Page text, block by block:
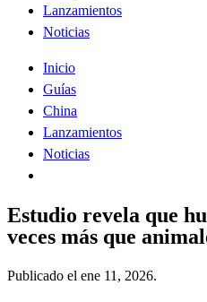
Lanzamientos
Noticias
Inicio
Guías
China
Lanzamientos
Noticias
Estudio revela que
veces más que
Publicado el ene 11, 2026.